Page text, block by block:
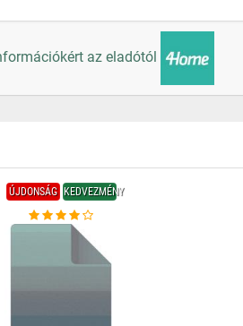
az eladótól
ÚJDONSÁG KEDVEZMÉNY